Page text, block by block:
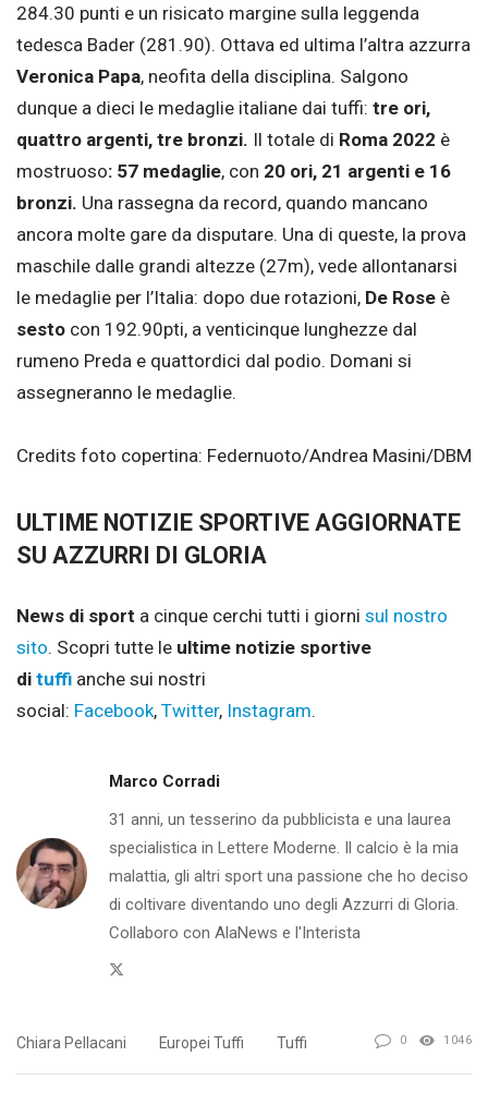
284.30 punti e un risicato margine sulla leggenda
tedesca Bader (281.90). Ottava ed ultima l’altra azzurra
Veronica Papa, neofita della disciplina. Salgono
dunque a dieci le medaglie italiane dai tuffi: tre ori,
quattro argenti, tre bronzi. Il totale di Roma 2022 è
mostruoso: 57 medaglie, con 20 ori, 21 argenti e 16
bronzi. Una rassegna da record, quando mancano
ancora molte gare da disputare. Una di queste, la prova
maschile dalle grandi altezze (27m), vede allontanarsi
le medaglie per l’Italia: dopo due rotazioni, De Rose è
sesto con 192.90pti, a venticinque lunghezze dal
rumeno Preda e quattordici dal podio. Domani si
assegneranno le medaglie.
Credits foto copertina: Federnuoto/Andrea Masini/DBM
ULTIME NOTIZIE SPORTIVE AGGIORNATE
SU AZZURRI DI GLORIA
News di sport a cinque cerchi tutti i giorni sul nostro
sito. Scopri tutte le ultime notizie sportive
di tuffi anche sui nostri
social: Facebook, Twitter, Instagram.
Marco Corradi
31 anni, un tesserino da pubblicista e una laurea
specialistica in Lettere Moderne. Il calcio è la mia
malattia, gli altri sport una passione che ho deciso
di coltivare diventando uno degli Azzurri di Gloria.
Collaboro con AlaNews e l'Interista
Chiara Pellacani Europei Tuffi Tuffi 0 1046